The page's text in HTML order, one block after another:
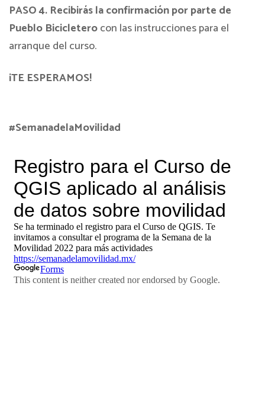
PASO 4. Recibirás la confirmación por parte de
Pueblo Bicicleterocon las instrucciones para el
arranque del curso.
¡TE ESPERAMOS!
#SemanadelaMovilidad